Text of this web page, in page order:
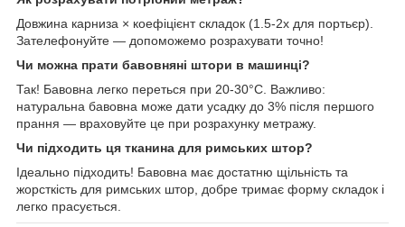
Довжина карниза × коефіцієнт складок (1.5-2x для портьєр).
Зателефонуйте — допоможемо розрахувати точно!
Чи можна прати бавовняні штори в машинці?
Так! Бавовна легко переться при 20-30°C. Важливо:
натуральна бавовна може дати усадку до 3% після першого
прання — враховуйте це при розрахунку метражу.
Чи підходить ця тканина для римських штор?
Ідеально підходить! Бавовна має достатню щільність та
жорсткість для римських штор, добре тримає форму складок і
легко прасується.